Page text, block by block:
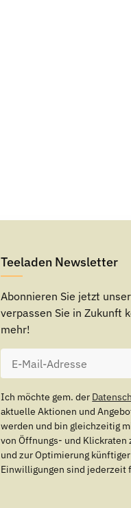
Teeladen Newsletter
Abonnieren Sie jetzt
verpassen Sie in Zukunft
mehr!
Ich möchte gem. der
aktuelle Aktionen und
werden und bin gleichzeitig
von Öffnungs- und Klickraten
und zur Optimierung
Einwilligungen sind